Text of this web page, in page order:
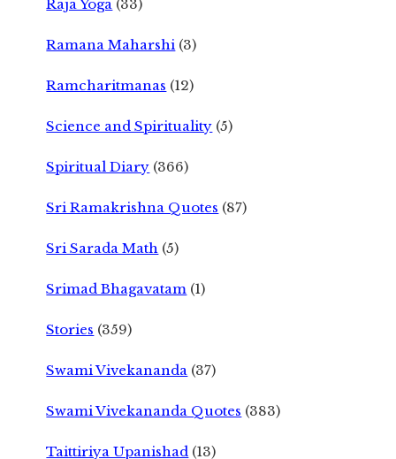
Raja Yoga (33)
Ramana Maharshi (3)
Ramcharitmanas (12)
Science and Spirituality (5)
Spiritual Diary (366)
Sri Ramakrishna Quotes (87)
Sri Sarada Math (5)
Srimad Bhagavatam (1)
Stories (359)
Swami Vivekananda (37)
Swami Vivekananda Quotes (383)
Taittiriya Upanishad (13)